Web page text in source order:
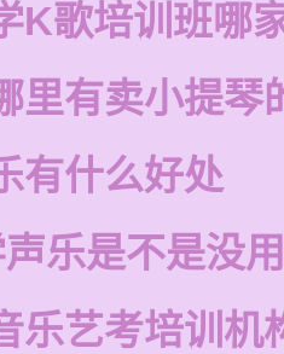
K歌培训班哪
里有卖小提琴
有什么好处
乐是不是没用
乐艺考培训机